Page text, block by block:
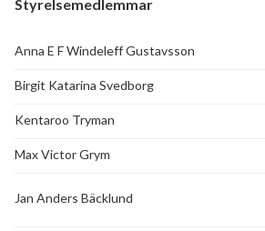
Styrelsemedlemmar
Anna E F Windeleff Gustavsson
Birgit Katarina Svedborg
Kentaroo Tryman
Max Victor Grym
Jan Anders Bäcklund